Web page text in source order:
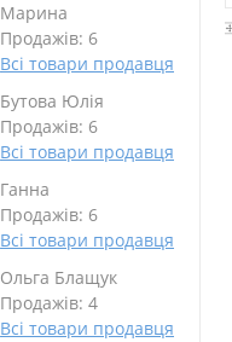
Марина
Продажів: 6
Всі товари продавця
Бутова Юлія
Продажів: 6
Всі товари продавця
Ганна
Продажів: 6
Всі товари продавця
Ольга Блащук
Продажів: 4
Всі товари продавця